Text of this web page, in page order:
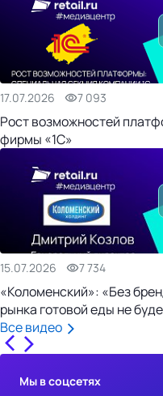
17.07.2026 7 093
Рост возможностей
фирмы «1С»
15.07.2026 7 734
«Коломенский»: «Без
рынка готовой еды не
Все видео
Мы в соцсетях